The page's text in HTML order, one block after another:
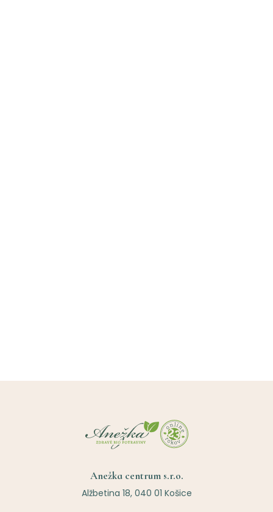
Anežka centrum s.r.o.
Alžbetina 18, 040 01 Košice